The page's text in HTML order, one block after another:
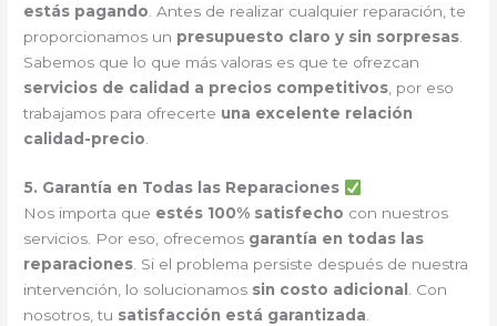
estás pagando . Antes de realizar cualquier reparación, te
proporcionamos un presupuesto claro y sin sorpresas
Sabemos que lo que más valoras es que te ofrezcan
servicios de calidad a precios competitivos , por eso
trabajamos para ofrecerte una excelente relación
calidad-precio
5. Garantía en Todas las Reparaciones
Nos importa que estés 100% satisfecho con nuestros
servicios. Por eso, ofrecemos garantía en todas las
reparaciones. Si el problema persiste después de nuestra
intervención, lo solucionamos sin costo adicional . Con
nosotros, tu satisfacción está garantizada.